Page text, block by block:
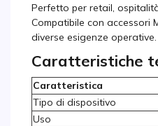
Perfetto per retail,
Compatibile con accessori
diverse esigenze operative.
Caratteristiche
Caratteristica
Tipo di dispositivo
Uso